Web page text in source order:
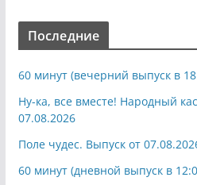
Последние
60 минут (вечерний выпуск в
Ну-ка, все вместе! Народный
07.08.2026
Поле чудес. Выпуск от
60 минут (дневной выпуск в